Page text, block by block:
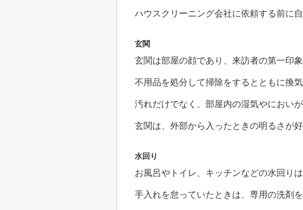
ハウスクリーニング会社に依頼する前に
玄関
玄関は部屋の顔であり、来訪者の第一印
不用品を処分して掃除をするとともに換
汚れだけでなく、部屋内の湿気やにおい
玄関は、外部から入ったときの明るさが
水回り
お風呂やトイレ、キッチンなどの水回り
手入れを怠っていたときは、専用の洗剤